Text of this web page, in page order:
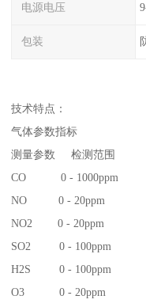
电源电压
包装
技术特点：
气体参数指标
测量参数 检测范
CO 0 - 1000ppm
NO 0 - 20ppm
NO2 0 - 20ppm
SO2 0 -
H2S 0 -
O3 0 - 20ppm